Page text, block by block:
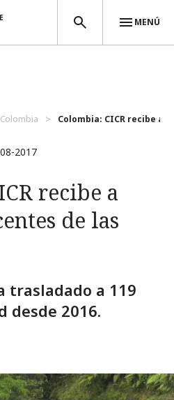
MENÚ
Colombia Colombia: CICR recibe a
2017
recibe a
de las
trasladado a 119
desde 2016.